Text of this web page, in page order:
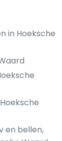
in Hoeksche
en bellen,